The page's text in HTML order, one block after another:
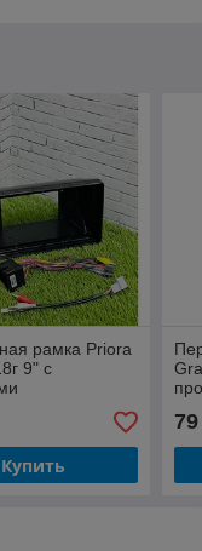
рамка Priora
9" с
Купить
79